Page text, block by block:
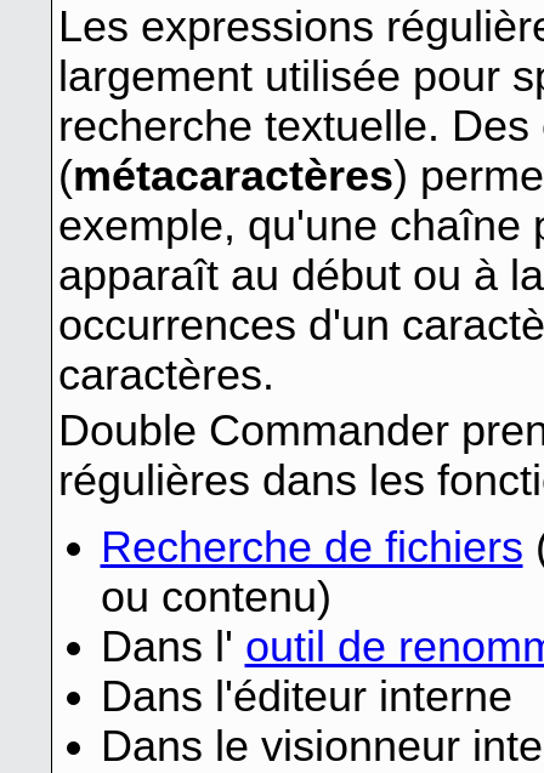
Les expressions
largement utilisée pour
recherche textuelle.
(métacaractères)
exemple, qu'une chaîne
apparaît au début ou à
occurrences d'un
caractères.
Double Commander
régulières dans les
Recherche de fichiers
ou contenu)
Dans l' outil de
Dans l'éditeur interne
Dans le visionneur